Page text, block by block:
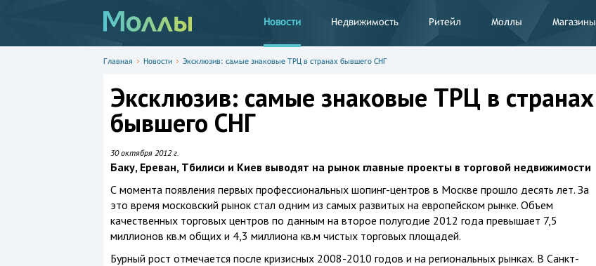
Новости Недвижимость Ритейл Моллы Магазины
Главная Новости Эксклюзив: самые знаковые ТРЦ в странах бывшего СНГ
Эксклюзив: самые знаковые ТРЦ в странах
бывшего СНГ
30 октября 2012 г.
Баку, Ереван, Тбилиси и Киев выводят на рынок главные проекты в торговой недвижимости
С момента появления первых профессиональных шопинг-центров в Москве прошло десять лет. За
это время московский рынок стал одним из самых развитых на европейском рынке. Объем
качественных торговых центров по данным на второе полугодие 2012 года превышает 7,5
миллионов кв.м общих и 4,3 миллиона кв.м чистых торговых площадей.
Бурный рост отмечается после кризисных 2008-2010 годов и на региональных рынках. В Санкт-